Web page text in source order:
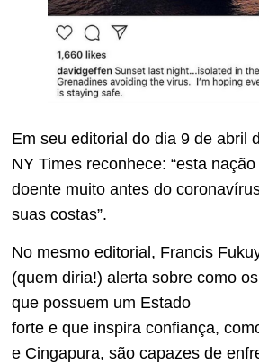
Em seu editorial do dia 9 de abril
NY Times reconhece: “esta
doente muito antes do
suas costas”.
No mesmo editorial, Francis
(quem diria!) alerta sobre como
que possuem um Estado
forte e que inspira confiança,
e Cingapura, são capazes de